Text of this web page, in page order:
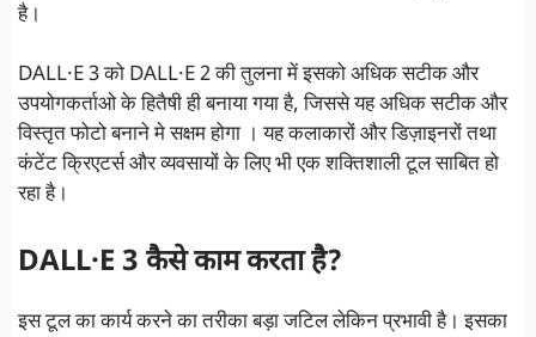
है।
DALL·E 3 को DALL·E 2 की तुलना में इसको अधिक सटीक और
उपयोगकर्ताओ के हितैषी ही बनाया गया है, जिससे यह अधिक सटीक और
विस्तृत फोटो बनाने मे सक्षम होगा । यह कलाकारों और डिज़ाइनरों तथा
कंटेंट क्रिएटर्स और व्यवसायों के लिए भी एक शक्तिशाली टूल साबित हो
रहा है।
DALL·E 3 कैसे काम करता है?
इस टूल का कार्य करने का तरीका बड़ा जटिल लेकिन प्रभावी है। इसका